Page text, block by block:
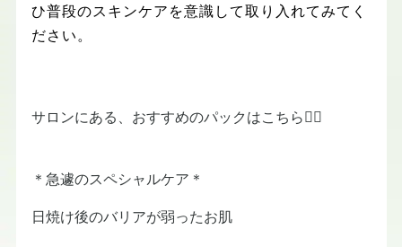
ひ普段のスキンケアを意識して取り入れてみてく
ださい。
サロンにある、おすすめのパックはこちら💁‍♀️
＊急遽のスペシャルケア＊
日焼け後のバリアが弱ったお肌